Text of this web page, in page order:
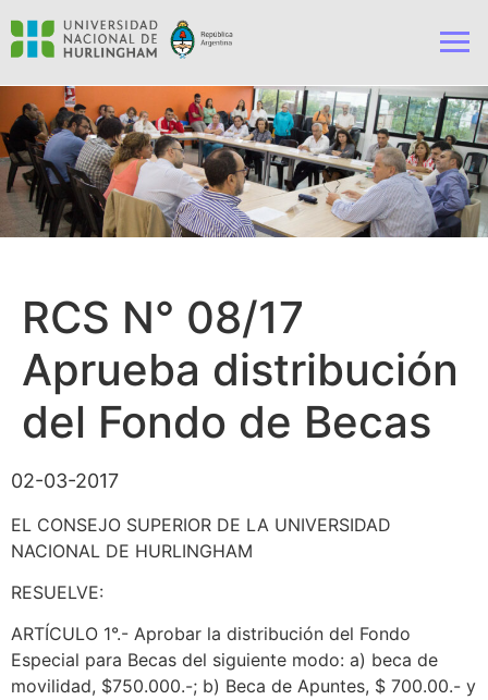
RCS N° 08/17
Aprueba distribución
del Fondo de Becas
02-03-2017
EL CONSEJO SUPERIOR DE LA UNIVERSIDAD
NACIONAL DE HURLINGHAM
RESUELVE:
ARTÍCULO 1°.- Aprobar la distribución del Fondo
Especial para Becas del siguiente modo: a) beca de
movilidad, $750.000.-; b) Beca de Apuntes, $ 700.00.- y